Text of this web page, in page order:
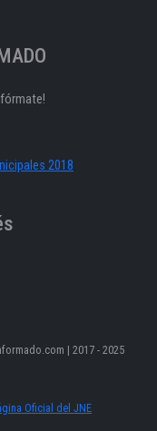
2018
| 2017 - 2025
Oficial del JNE